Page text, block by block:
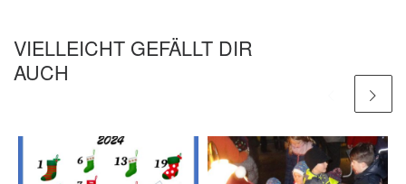
VIELLEICHT GEFÄLLT DIR
AUCH